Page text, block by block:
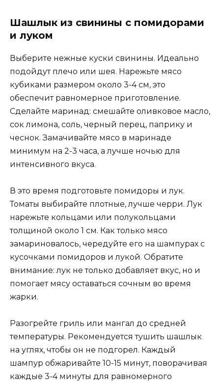
Шашлык из свинины с помидорами
и луком
Выберите нежные куски свинины. Идеально
подойдут плечо или шея. Нарежьте мясо
кубиками размером около 3-4 см, это
обеспечит равномерное приготовление.
Сделайте маринад: смешайте оливковое масло,
сок лимона, соль, черный перец, паприку и
чеснок. Замачивайте мясо в маринаде
минимум на 2-3 часа, а лучше ночью для
интенсивного вкуса.
В это время подготовьте помидоры и лук.
Томаты выбирайте плотные, лучше черри. Лук
нарежьте кольцами или полукольцами
толщиной около 1 см. Как только мясо
замариновалось, чередуйте его на шампурах с
кусочками помидоров и лукой. Обратите
внимание: лук не только добавляет вкус, но и
помогает мясу оставаться сочным во время
жарки.
Разогрейте гриль или мангал до средней
температуры. Рекомендуется тушить шашлык
на углях, чтобы он не подгорел. Каждый
шампур обжаривайте 10-15 минут, поворачивая
каждые 3-4 минуты для равномерного